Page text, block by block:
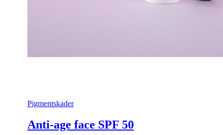
Pigmentskader
Anti-age face SPF 50